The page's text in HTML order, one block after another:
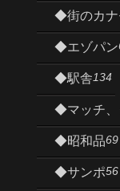
◆街のカナ
◆エゾパン
◆駅舎134
◆マッチ、
◆昭和品69
◆サンポ56